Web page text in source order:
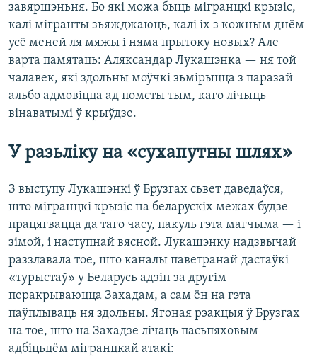
завяршэньня. Бо які можа быць мігранцкі крызіс,
калі мігранты зьяжджаюць, калі іх з кожным днём
усё меней ля мяжы і няма прытоку новых? Але
варта памятаць: Аляксандар Лукашэнка — ня той
чалавек, які здольны моўчкі зьмірыцца з паразай
альбо адмовіцца ад помсты тым, каго лічыць
вінаватымі ў крыўдзе.
У разьліку на «сухапутны шлях»
З выступу Лукашэнкі ў Брузгах сьвет даведаўся,
што мігранцкі крызіс на беларускіх межах будзе
працягвацца да таго часу, пакуль гэта магчыма — і
зімой, і наступнай вясной. Лукашэнку надзвычай
раззлавала тое, што каналы паветранай дастаўкі
«турыстаў» у Беларусь адзін за другім
перакрываюцца Захадам, а сам ён на гэта
паўплываць ня здольны. Ягоная рэакцыя ў Брузгах
на тое, што на Захадзе лічаць пасьпяховым
адбіцьцём мігранцкай атакі: